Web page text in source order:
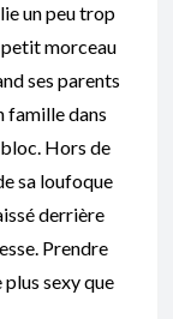
un peu trop
petit morceau
ses parents
famille dans
Hors de
sa loufoque
derrière
Prendre
sexy que